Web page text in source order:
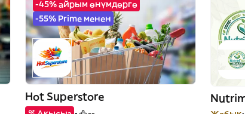
-45% айрым өнүмдөргө
-55% Prime менен
Hot Superstore